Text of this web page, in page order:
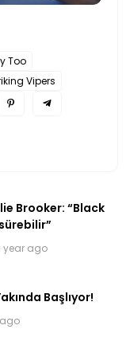
Too
Vipers
Brooker: “Black
year ago
Başlıyor!